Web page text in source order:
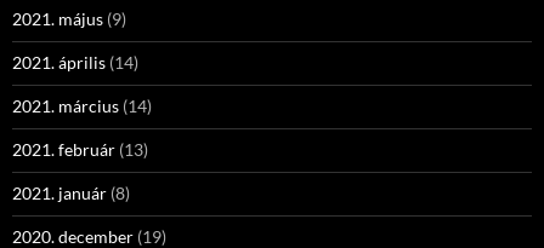
2021. május (9)
2021. április (14)
2021. március (14)
2021. február (13)
2021. január (8)
2020. december (19)